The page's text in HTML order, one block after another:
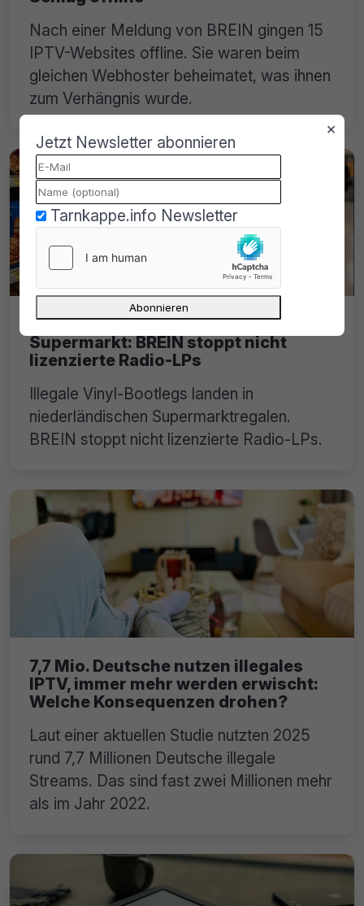
Nach einer Meldung von BREIN gingen 15
IPTV-Websites offline. Sie waren beim
gleichen Webhoster beheimatet, was ihnen
zum Verhängnis wurde.
Illegale Vinyl-Bootlegs im
Supermarkt: BREIN stoppt nicht
lizenzierte Radio-LPs
Illegale Vinyl-Bootlegs landen in
niederländischen Supermarktregalen.
BREIN stoppt nicht lizenzierte Radio-LPs.
7,7 Mio. Deutsche nutzen illegales
IPTV, immer mehr werden erwischt:
Welche Konsequenzen drohen?
Laut einer aktuellen Studie nutzten 2025
rund 7,7 Millionen Deutsche illegale
Streams. Das sind fast zwei Millionen mehr
als im Jahr 2022.
×
Jetzt Newsletter abonnieren
Tarnkappe.info Newsletter